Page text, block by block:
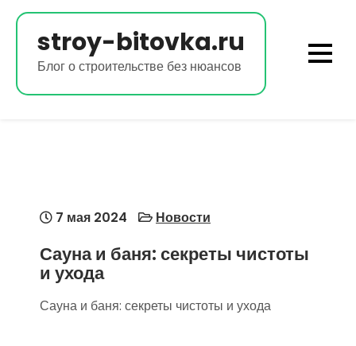
Перейти
содержимому
stroy-bitovka.ru
Блог о строительстве без нюансов
7 мая 2024 Новости
Сауна и баня: секреты чистоты
и ухода
Сауна и баня: секреты чистоты и ухода